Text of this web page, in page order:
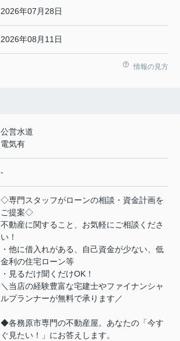
2026年07月28日
2026年08月11日
情報の見方
公営水道
電気有
-
◇専門スタッフがローンの相談・資金計画を
ご提案◇
不動産に関すること、お気軽にご相談くださ
い！
・他に借入れがある、自己資金が少ない、低
金利の住宅ローン等
・見るだけ聞くだけOK！
＼当店の経験豊富な宅建士やファイナンシャ
ルプランナーが無料で承ります／
◆各務原市専門の不動産屋。あなたの「今す
ぐ見たい！」にお答えします。